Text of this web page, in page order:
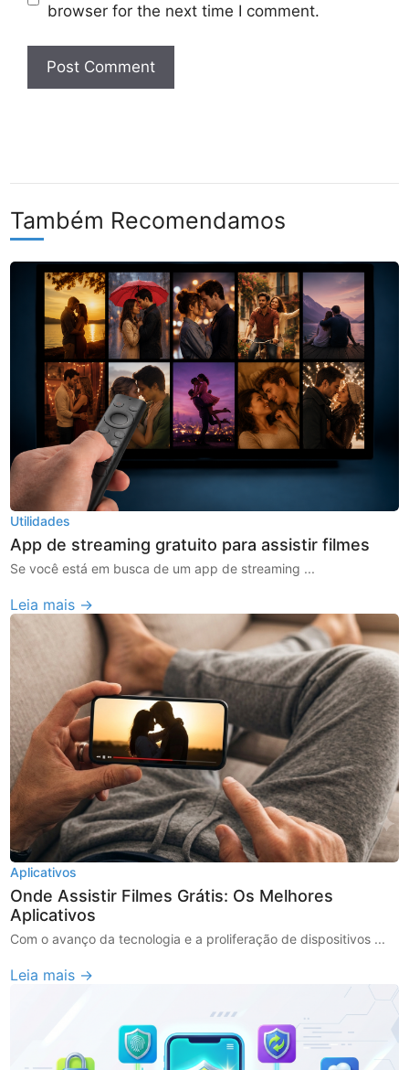
browser for the next time I comment.
Também Recomendamos
Utilidades
App de streaming gratuito para assistir filmes
Se você está em busca de um app de streaming ...
Leia mais →
Aplicativos
Onde Assistir Filmes Grátis: Os Melhores
Aplicativos
Com o avanço da tecnologia e a proliferação de dispositivos ...
Leia mais →